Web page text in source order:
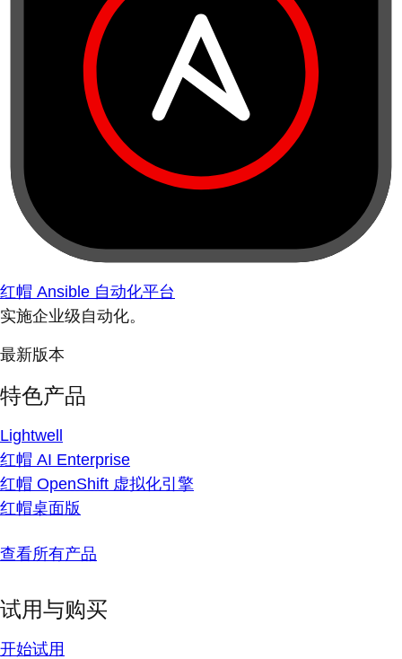
红帽 Ansible 自动化平台
实施企业级自动化。
最新版本
特色产品
Lightwell
红帽 AI Enterprise
红帽 OpenShift 虚拟化引擎
红帽桌面版
查看所有产品
试用与购买
开始试用